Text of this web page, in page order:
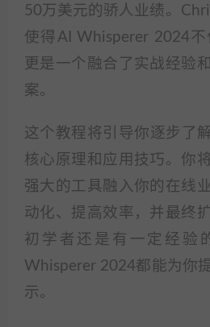
50万美元的骄人业绩。
使得AI Whisperer 2024不
更是一个融合了实战经验
案。
这个教程将引导你逐步了
核心原理和应用技巧。你
强大的工具融入你的在线
动化、提高效率，并最终
初学者还是有一定经验
Whisperer 2024都能为你
示。